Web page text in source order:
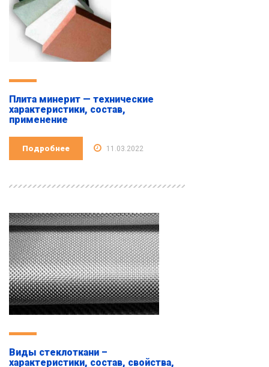
Плита минерит — технические
характеристики, состав,
применение
Подробнее 11.03.2022
Виды стеклоткани –
характеристики, состав, свойства,